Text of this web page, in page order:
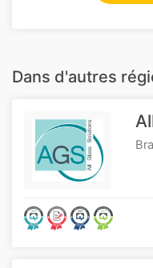
Dans d'autres